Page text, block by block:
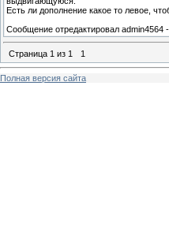
Есть ли дополнение какое то левое,
Сообщение отредактировал admin4564 -
Страница 1 из 1 1
Полная версия сайта